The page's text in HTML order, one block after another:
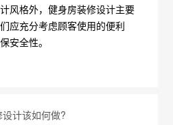
风格外，健身房装修设计主要
应充分考虑顾客使用的便利
安全性。
计该如何做?